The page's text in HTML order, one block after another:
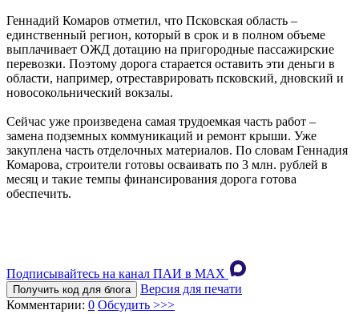
Геннадий Комаров отметил, что Псковская область –
единственный регион, который в срок и в полном объеме
выплачивает ОЖД дотацию на пригородные пассажирские
перевозки. Поэтому дорога старается оставить эти деньги в
области, например, отреставрировать псковский, дновский и
новосокольнический вокзалы.
Сейчас уже произведена самая трудоемкая часть работ –
замена подземных коммуникаций и ремонт крыши. Уже
закуплена часть отделочных материалов. По словам Геннадия
Комарова, строители готовы осваивать по 3 млн. рублей в
месяц и такие темпы финансирования дорога готова
обеспечить.
Подписывайтесь на канал ПАИ в MAХ
Получить код для блога
Версия для печати
Комментарии: 0 Обсудить >>>